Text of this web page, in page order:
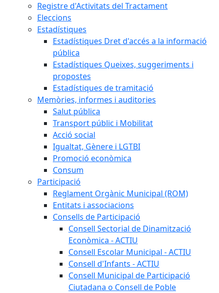
Registre d'Activitats del Tractament
Eleccions
Estadístiques
Estadístiques Dret d'accés a la informació
pública
Estadístiques Queixes, suggeriments i
propostes
Estadístiques de tramitació
Memòries, informes i auditories
Salut pública
Transport públic i Mobilitat
Acció social
Igualtat, Gènere i LGTBI
Promoció econòmica
Consum
Participació
Reglament Orgànic Municipal (ROM)
Entitats i associacions
Consells de Participació
Consell Sectorial de Dinamització
Econòmica - ACTIU
Consell Escolar Municipal - ACTIU
Consell d'Infants - ACTIU
Consell Municipal de Participació
Ciutadana o Consell de Poble